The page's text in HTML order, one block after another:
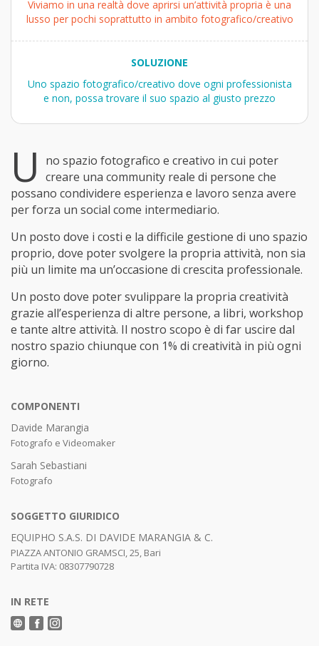
Viviamo in una realtà dove aprirsi un’attività propria è una
lusso per pochi soprattutto in ambito fotografico/creativo
SOLUZIONE
Uno spazio fotografico/creativo dove ogni professionista
e non, possa trovare il suo spazio al giusto prezzo
U
no spazio fotografico e creativo in cui poter
creare una community reale di persone che
possano condividere esperienza e lavoro senza avere
per forza un social come intermediario.
Un posto dove i costi e la difficile gestione di uno spazio
proprio, dove poter svolgere la propria attività, non sia
più un limite ma un’occasione di crescita professionale.
Un posto dove poter svulippare la propria creatività
grazie all’esperienza di altre persone, a libri, workshop
e tante altre attività. Il nostro scopo è di far uscire dal
nostro spazio chiunque con 1% di creatività in più ogni
giorno.
COMPONENTI
Davide Marangia
Fotografo e Videomaker
Sarah Sebastiani
Fotografo
SOGGETTO GIURIDICO
EQUIPHO S.A.S. DI DAVIDE MARANGIA & C.
PIAZZA ANTONIO GRAMSCI, 25, Bari
Partita IVA: 08307790728
IN RETE